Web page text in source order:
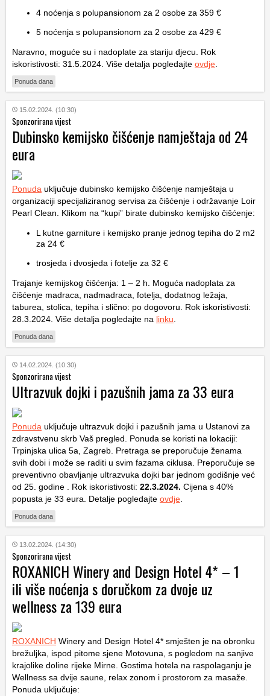
4 noćenja s polupansionom za 2 osobe za 359 €
5 noćenja s polupansionom za 2 osobe za 429 €
Naravno, moguće su i nadoplate za stariju djecu. Rok
iskoristivosti: 31.5.2024. Više detalja pogledajte ovdje.
Ponuda dana
15.02.2024. (10:30)
Sponzorirana vijest
Dubinsko kemijsko čišćenje namještaja od 24
eura
Ponuda uključuje dubinsko kemijsko čišćenje namještaja u
organizaciji specijaliziranog servisa za čišćenje i održavanje Loir
Pearl Clean. Klikom na “kupi” birate dubinsko kemijsko čišćenje:
L kutne garniture i kemijsko pranje jednog tepiha do 2 m2
za 24 €
trosjeda i dvosjeda i fotelje za 32 €
Trajanje kemijskog čišćenja: 1 – 2 h. Moguća nadoplata za
čišćenje madraca, nadmadraca, fotelja, dodatnog ležaja,
taburea, stolica, tepiha i slično: po dogovoru. Rok iskoristivosti:
28.3.2024. Više detalja pogledajte na linku.
Ponuda dana
14.02.2024. (10:30)
Sponzorirana vijest
Ultrazvuk dojki i pazušnih jama za 33 eura
Ponuda uključuje ultrazvuk dojki i pazušnih jama u Ustanovi za
zdravstvenu skrb Vaš pregled. Ponuda se koristi na lokaciji:
Trpinjska ulica 5a, Zagreb. Pretraga se preporučuje ženama
svih dobi i može se raditi u svim fazama ciklusa. Preporučuje se
preventivno obavljanje ultrazvuka dojki bar jednom godišnje već
od 25. godine . Rok iskoristivosti: 22.3.2024. Cijena s 40%
popusta je 33 eura. Detalje pogledajte ovdje.
Ponuda dana
13.02.2024. (14:30)
Sponzorirana vijest
ROXANICH Winery and Design Hotel 4* – 1
ili više noćenja s doručkom za dvoje uz
wellness za 139 eura
ROXANICH Winery and Design Hotel 4* smješten je na obronku
brežuljka, ispod pitome sjene Motovuna, s pogledom na sanjive
krajolike doline rijeke Mirne. Gostima hotela na raspolaganju je
Wellness sa dvije saune, relax zonom i prostorom za masaže.
Ponuda uključuje: